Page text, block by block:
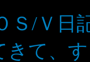
Ｓ/Ｖ日
きて、